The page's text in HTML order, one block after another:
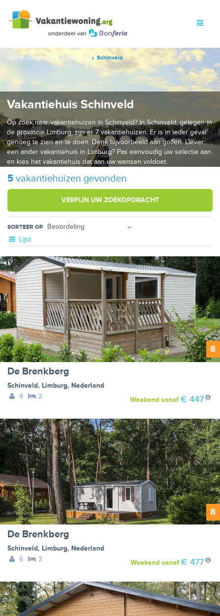
Home Nederland Limburg Schinveld
Vakantiehuis Schinveld
Op zoek naar vakantiehuizen in Schinveld? In Schinveld, gelegen in
de provincie Limburg, zijn er 7 vakantiehuizen. Er is in ieder geval
genoeg te zien en te doen. Denk bijvoorbeeld aan golfen. Liever
een ander vakantiehuis in Limburg? Pas eenvoudig uw selectie aan
en kies het vakantiehuis dat aan uw wensen voldoet.
5 vakantiehuizen gevonden
VERFIJN UW ZOEKOPDRACHT
SORTEER OP
Lijst
8
De Brenkberg
Schinveld, Limburg, Nederland
4
2 Weekendvanaf € 447
8
De Brenkberg
Schinveld, Limburg, Nederland
6
3 Weekendvanaf € 477